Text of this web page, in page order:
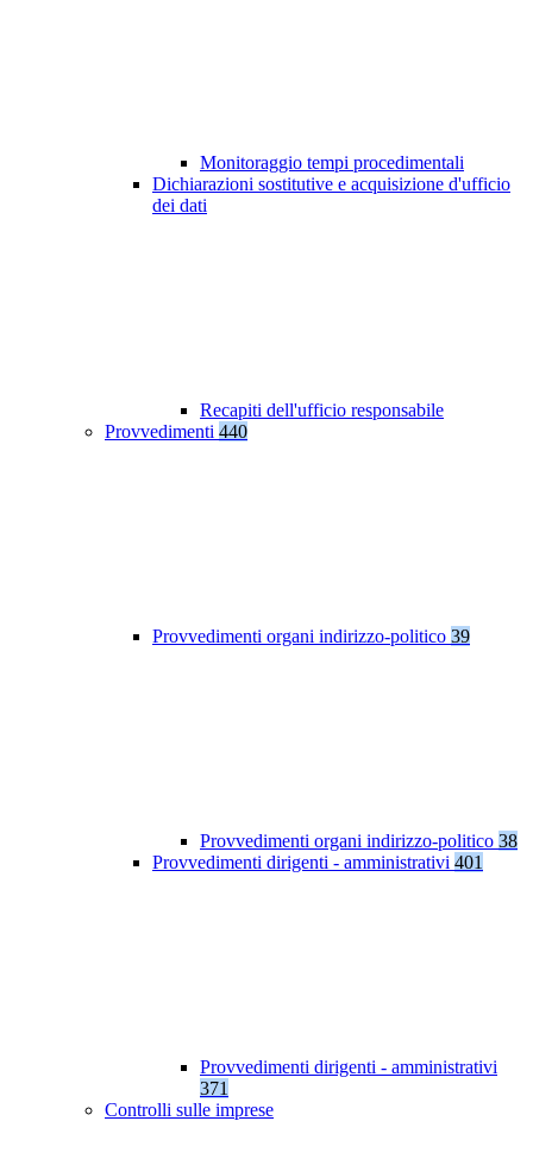
Monitoraggio tempi procedimentali
Dichiarazioni sostitutive e acquisizione d'ufficio
dei dati
Recapiti dell'ufficio responsabile
Provvedimenti 440
Provvedimenti organi indirizzo-politico 39
Provvedimenti organi indirizzo-politico 38
Provvedimenti dirigenti - amministrativi 401
Provvedimenti dirigenti - amministrativi
371
Controlli sulle imprese